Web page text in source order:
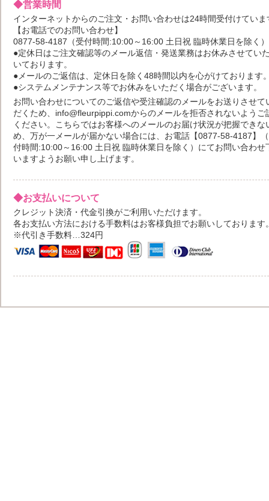
◆営業時間
インターネットからのご注文・お問い合わせは24時間受付けていま
【お電話でのお問い合わせ】
0877-58-4187（受付時間:10:00～16:00 土日祝 臨時休業日を除く）
●定休日はご注文確認等のメール返信・発送業務はお休みさせてい
いております。
●メールのご返信は、定休日を除く48時間以内を心がけております
●システムメンテナンス等でお休みをいただく場合がございます。
お問い合わせについてのご返信や受注確認のメールをお送りさせて
だくため、info@fleurpippi.comからのメールを拒否されないようご
ください。こちらではお客様へのメールのお届け状況が把握できな
め、万が一メールが届かない場合には、お電話【0877-58-4187】
付時間:10:00～16:00 土日祝 臨時休業日を除く）にてお問い合わせ
いますようお願い申し上げます。
◆お支払いについて
クレジット決済・代金引換がご利用いただけます。
各お支払い方法における手数料はお客様負担でお願いしております
※代引き手数料…324円